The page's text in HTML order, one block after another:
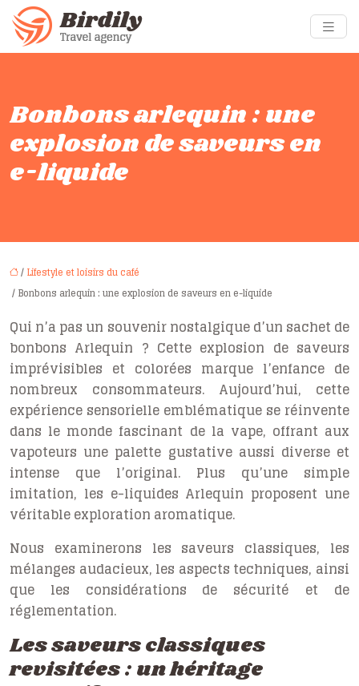
Bonbons arlequin : une
explosion de saveurs en
e-liquide
/ Lifestyle et loisirs du café
/ Bonbons arlequin : une explosion de saveurs en e-liquide
Qui n’a pas un souvenir nostalgique d’un sachet de
bonbons Arlequin ? Cette explosion de saveurs
imprévisibles et colorées marque l’enfance de
nombreux consommateurs. Aujourd’hui, cette
expérience sensorielle emblématique se réinvente
dans le monde fascinant de la vape, offrant aux
vapoteurs une palette gustative aussi diverse et
intense que l’original. Plus qu’une simple
imitation, les e-liquides Arlequin proposent une
véritable exploration aromatique.
Nous examinerons les saveurs classiques, les
mélanges audacieux, les aspects techniques, ainsi
que les considérations de sécurité et de
réglementation.
Les saveurs classiques
revisitées : un héritage